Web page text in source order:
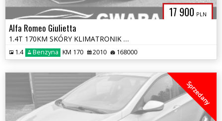
17 900 PLN
Alfa Romeo Giulietta
1.4T 170KM SKÓRY KLIMATRONIK ALU LED PDC CHROM DNA OPŁATY GWARANCJA
1.4 Benzyna KM 170 2010 168000
Sprzedany